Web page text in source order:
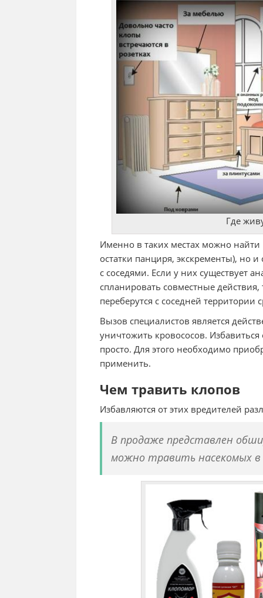
Где
Именно в таких местах можно
остатки панциря, экскременты), но
с соседями. Если у них существует
спланировать совместные действия,
переберутся с соседней территории
Вызов специалистов является
уничтожить кровососов.
просто. Для этого необходимо
применить.
Чем травить клопов
Избавляются от этих вредителей
В продаже представлен
можно травить насекомых в